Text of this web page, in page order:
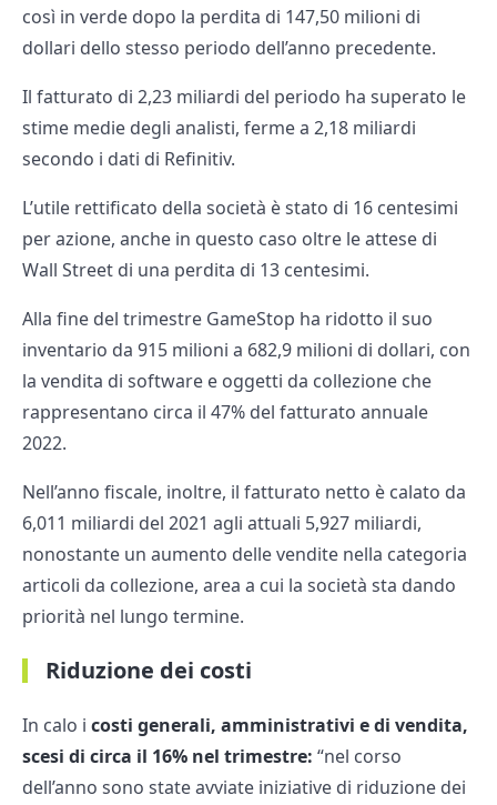
così in verde dopo la perdita di 147,50 milioni di
dollari dello stesso periodo dell’anno precedente.
Il fatturato di 2,23 miliardi del periodo ha superato le
stime medie degli analisti, ferme a 2,18 miliardi
secondo i dati di Refinitiv.
L’utile rettificato della società è stato di 16 centesimi
per azione, anche in questo caso oltre le attese di
Wall Street di una perdita di 13 centesimi.
Alla fine del trimestre GameStop ha ridotto il suo
inventario da 915 milioni a 682,9 milioni di dollari, con
la vendita di software e oggetti da collezione che
rappresentano circa il 47% del fatturato annuale
2022.
Nell’anno fiscale, inoltre, il fatturato netto è calato da
6,011 miliardi del 2021 agli attuali 5,927 miliardi,
nonostante un aumento delle vendite nella categoria
articoli da collezione, area a cui la società sta dando
priorità nel lungo termine.
Riduzione dei costi
In calo i costi generali, amministrativi e di vendita,
scesi di circa il 16% nel trimestre: “nel corso
dell’anno sono state avviate iniziative di riduzione dei